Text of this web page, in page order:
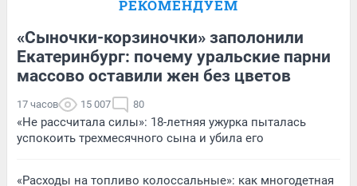
РЕКОМЕНДУЕМ
«Сыночки-корзиночки» заполонили
Екатеринбург: почему уральские парни
массово оставили жен без цветов
17 часов 15 007 80
«Не рассчитала силы»: 18-летняя ужурка пыталась
успокоить трехмесячного сына и убила его
«Расходы на топливо колоссальные»: как многодетная